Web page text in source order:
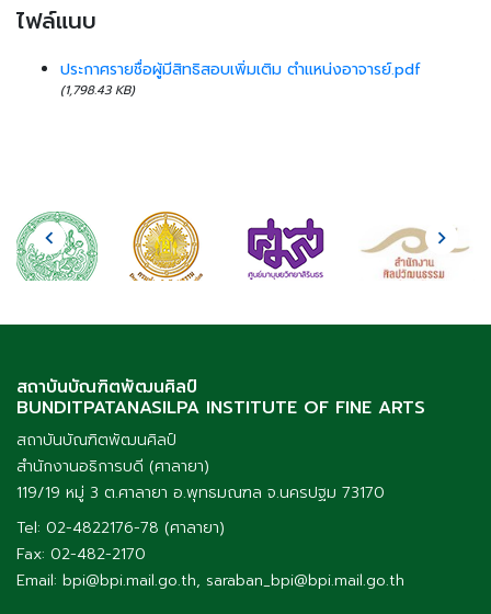
ไฟล์แนบ
ประกาศรายชื่อผู้มีสิทธิสอบเพิ่มเติม ตำแหน่งอาจารย์.pdf
(1,798.43 KB)
สถาบันบัณฑิตพัฒนศิลป์
BUNDITPATANASILPA INSTITUTE OF FINE ARTS
สถาบันบัณฑิตพัฒนศิลป์
สำนักงานอธิการบดี (ศาลายา)
119/19 หมู่ 3 ต.ศาลายา อ.พุทธมณฑล จ.นครปฐม 73170
Tel: 02-4822176-78 (ศาลายา)
Fax: 02-482-2170
Email: bpi@bpi.mail.go.th, saraban_bpi@bpi.mail.go.th